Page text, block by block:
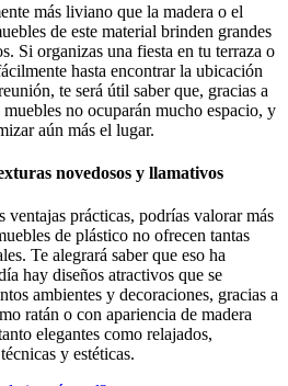
más liviano que la madera o el
de este material brinden grandes
Si organizas una fiesta en tu terraza o
hasta encontrar la ubicación
te será útil saber que, gracias a
no ocuparán mucho espacio, y
aún más el lugar.
novedosos y llamativos
ventajas prácticas, podrías valorar más
de plástico no ofrecen tantas
Te alegrará saber que eso ha
hay diseños atractivos que se
ambientes y decoraciones, gracias a
ratán o con apariencia de madera
elegantes como relajados,
y estéticas.